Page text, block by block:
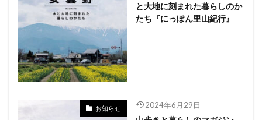
と大地に刻まれた暮らしのか
たち『にっぽん里山紀行』
お知らせ 2024年6月29日